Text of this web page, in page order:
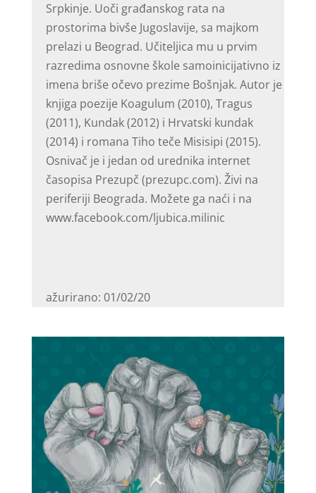
Srpkinje. Uoči građanskog rata na
prostorima bivše Jugoslavije, sa majkom
prelazi u Beograd. Učiteljica mu u prvim
razredima osnovne škole samoinicijativno iz
imena briše očevo prezime Bošnjak. Autor je
knjiga poezije Koagulum (2010), Tragus
(2011), Kundak (2012) i Hrvatski kundak
(2014) i romana Tiho teče Misisipi (2015).
Osnivač je i jedan od urednika internet
časopisa Prezupč (prezupc.com). Živi na
periferiji Beograda. Možete ga naći i na
www.facebook.com/ljubica.milinic
ažurirano: 01/02/20